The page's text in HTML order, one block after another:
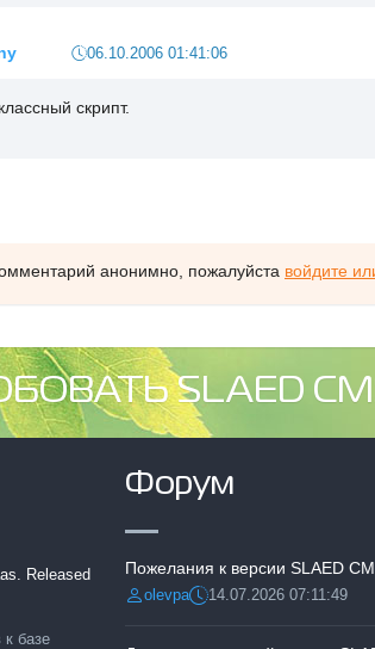
06.10.2006 01:41:06
скрипт.
анонимно, пожалуйста войдите
SLAED
Released
к базе
Форум
Пожелания к версии SLAED
Разместил:
olevpaДата:14.07.2026 07:11:49